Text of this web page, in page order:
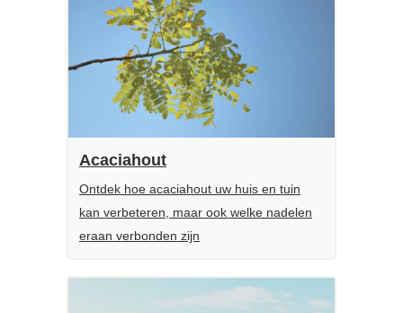
Acaciahout
Ontdek hoe acaciahout uw huis en tuin
kan verbeteren, maar ook welke nadelen
eraan verbonden zijn